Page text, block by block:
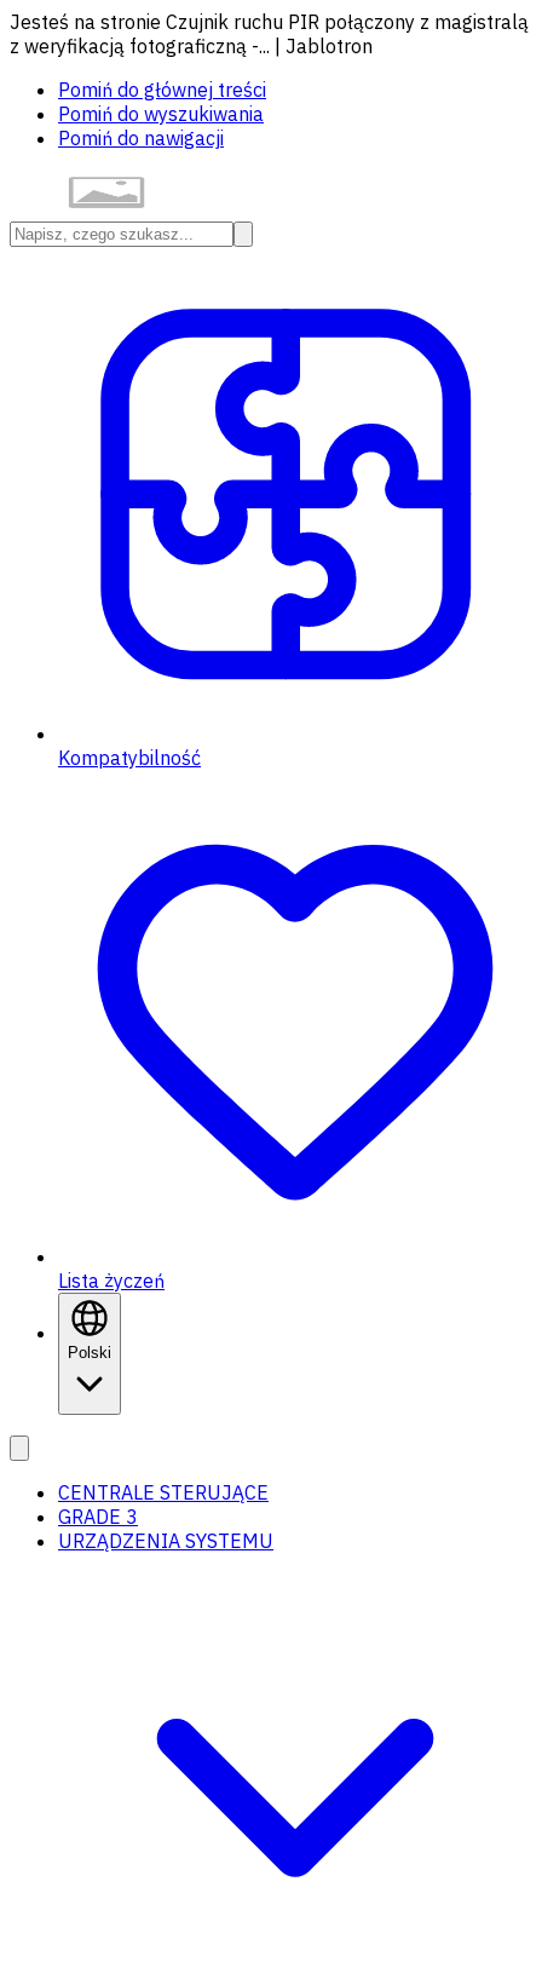
Jesteś na stronie Czujnik ruchu PIR połączony z magistralą
z weryfikacją fotograficzną -... | Jablotron
Pomiń do głównej treści
Pomiń do wyszukiwania
Pomiń do nawigacji
Kompatybilność
Lista życzeń
Polski
CENTRALE STERUJĄCE
GRADE 3
URZĄDZENIA SYSTEMU